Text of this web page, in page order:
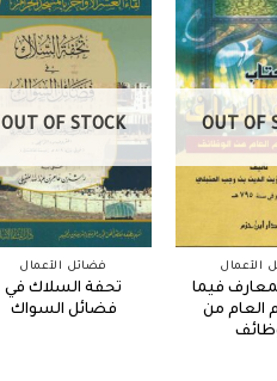
OUT OF STOCK
فضائل الأعمال
تحفة السلاك في
فضائل السواك
OUT OF
الأعمال
فيما
العام من